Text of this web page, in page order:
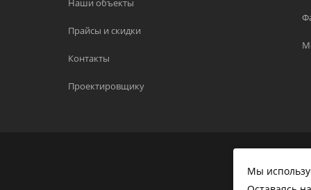
Наши объекты
Прайсы и скидки
Контакты
Проектировщику
любой
Мы